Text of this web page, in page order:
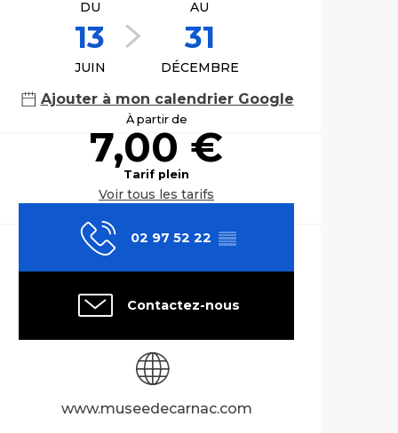
DU
13
JUIN
AU
31
DÉCEMBRE
Ajouter à mon calendrier Google
À partir de
7,00 €
Tarif plein
Voir tous les tarifs
02 97 52 22 ▒▒
Contactez-nous
www.museedecarnac.com